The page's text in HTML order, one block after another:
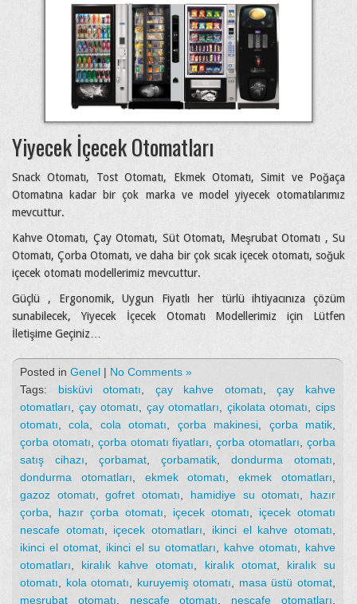
Yiyecek İçecek Otomatları
Snack Otomatı, Tost Otomatı, Ekmek Otomatı, Simit ve Poğaça
Otomatına kadar bir çok marka ve model yiyecek otomatılarımız
mevcuttur.
Kahve Otomatı, Çay Otomatı, Süt Otomatı, Meşrubat Otomatı , Su
Otomatı, Çorba Otomatı, ve daha bir çok sıcak içecek otomatı, soğuk
içecek otomatı modellerimiz mevcuttur.
Güçlü , Ergonomik, Uygun Fiyatlı her türlü ihtiyacınıza çözüm
sunabilecek, Yiyecek İçecek Otomatı Modellerimiz için Lütfen
İletişime Geçiniz…
Posted in Genel | No Comments »
Tags: bisküvi otomatı, çay kahve otomatı,çay kahve
otomatları, çay otomatı, çay otomatları, çikolata otomatı,cips
otomatı,cola, cola otomatı, çorba makinesi, çorba matik,
çorba otomatı, çorba otomatı fiyatları,çorba otomatları,çorba
satış cihazı, çorbamat, çorbamatik, dondurma otomatı,
dondurma otomatları, ekmek otomatı,ekmek otomatları,
gazoz otomatı,gofret otomatı, hamidiye su otomatı, hazır
çorba, hazır çorba otomatı, içecek otomatı, içecek otomatı
nescafe otomatı, içecek otomatları, ikinci el kahve otomatı,
ikinci el otomat, ikinci el su otomatları, kahve otomatı, kahve
otomatları, kiralık kahve otomatı, kiralık otomat, kiralık su
otomatı, kola otomatı, kuruyemiş otomatı, masa üstü otomat,
meşrubat otomatı, nescafe otomatı, nescafe otomatları,